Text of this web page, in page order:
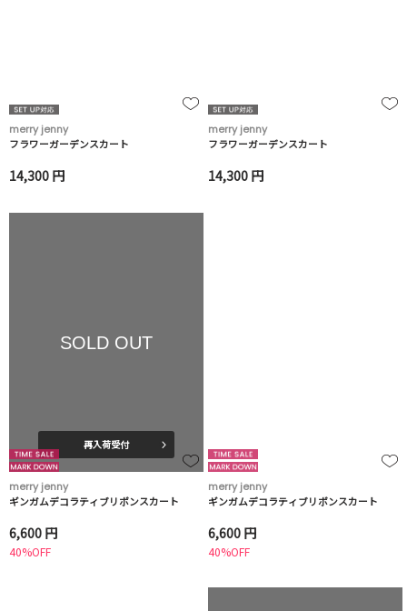
merry jenny
フラワーガーデンスカート
14,300 円
merry jenny
フラワーガーデンスカート
14,300 円
SOLD OUT
再入荷受付
merry jenny
ギンガムデコラティブリボンスカート
6,600 円
40%OFF
merry jenny
ギンガムデコラティブリボンスカート
6,600 円
40%OFF